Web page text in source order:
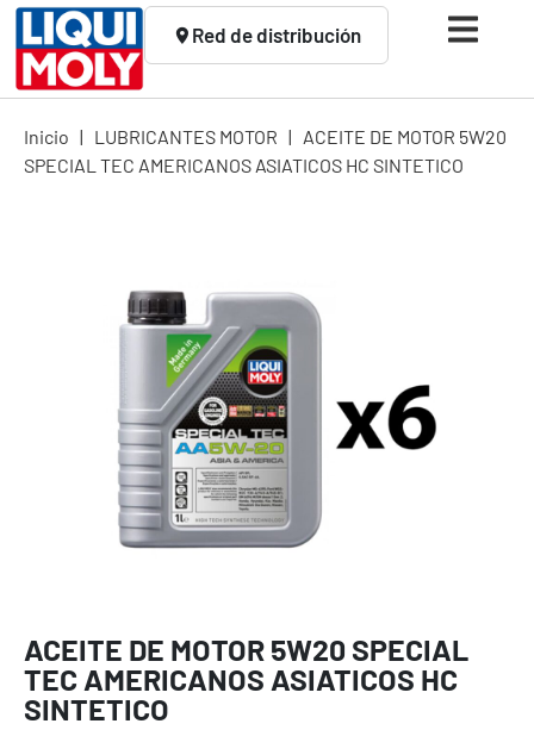
Red de distribución
Inicio | LUBRICANTES MOTOR | ACEITE DE MOTOR 5W20
SPECIAL TEC AMERICANOS ASIATICOS HC SINTETICO
ACEITE DE MOTOR 5W20 SPECIAL
TEC AMERICANOS ASIATICOS HC
SINTETICO